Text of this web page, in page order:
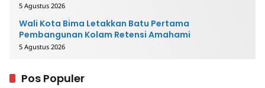
5 Agustus 2026
Wali Kota Bima Letakkan Batu Pertama
Pembangunan Kolam Retensi Amahami
5 Agustus 2026
Pos Populer